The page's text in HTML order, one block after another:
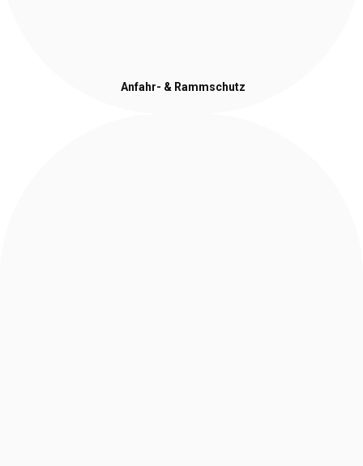
Anfahr- & Rammschutz